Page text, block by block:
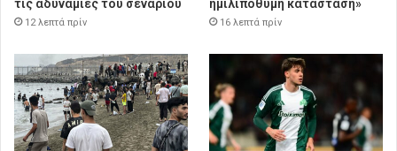
τις αδυναμίες του σεναρίου
12 λεπτά πρίν
ημιλιπόθυμη κατάσταση»
16 λεπτά πρίν